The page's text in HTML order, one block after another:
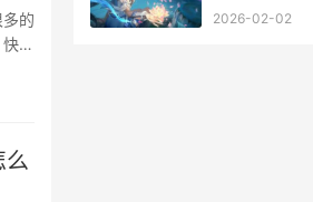
的
来
么
2026-02-02